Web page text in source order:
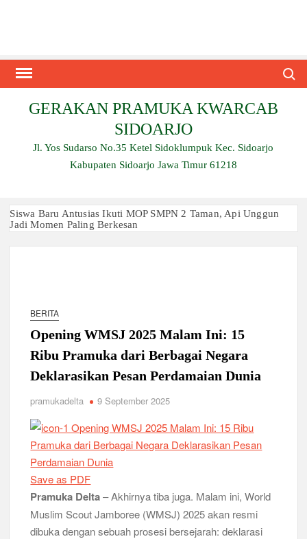
GERAKAN PRAMUKA KWARCAB
SIDOARJO
Jl. Yos Sudarso No.35 Ketel Sidoklumpuk Kec. Sidoarjo
Kabupaten Sidoarjo Jawa Timur 61218
Siswa Baru Antusias Ikuti MOP SMPN 2 Taman, Api Unggun
Jadi Momen Paling Berkesan
Relevansi Pemikiran Baden-Powell dalam Pembinaan
Kepemimpinan, Kerja Sama Tim, dan Pendidikan Karakter
Generasi Muda di Era Digital
Semangat “Cerdas, Ceria, Cekatan” Warnai Pesta Siaga
Kwarran Sukodono Tahun 2026
Gudep 14.077-14.078 Pangkalan SDN Sidodadi 1 Taman
Pramuka SMKN 1 Jabon Tempa Disiplin dan Kepedulian
Sosial Melalui Jelajah Desa
Gemuruh Semangat di Pangkalan SMP YPM 1 Taman: Saat
Kompetisi Mencetak Karakter dan Merajut Generasi di PSCC
BERITA
Opening WMSJ 2025 Malam Ini: 15
Ribu Pramuka dari Berbagai Negara
Deklarasikan Pesan Perdamaian Dunia
pramukadelta 9 September 2025
Save as PDF
Pramuka Delta– Akhirnya tiba juga. Malam ini, World
Muslim Scout Jamboree (WMSJ) 2025 akan resmi
dibuka dengan sebuah prosesi bersejarah: deklarasi